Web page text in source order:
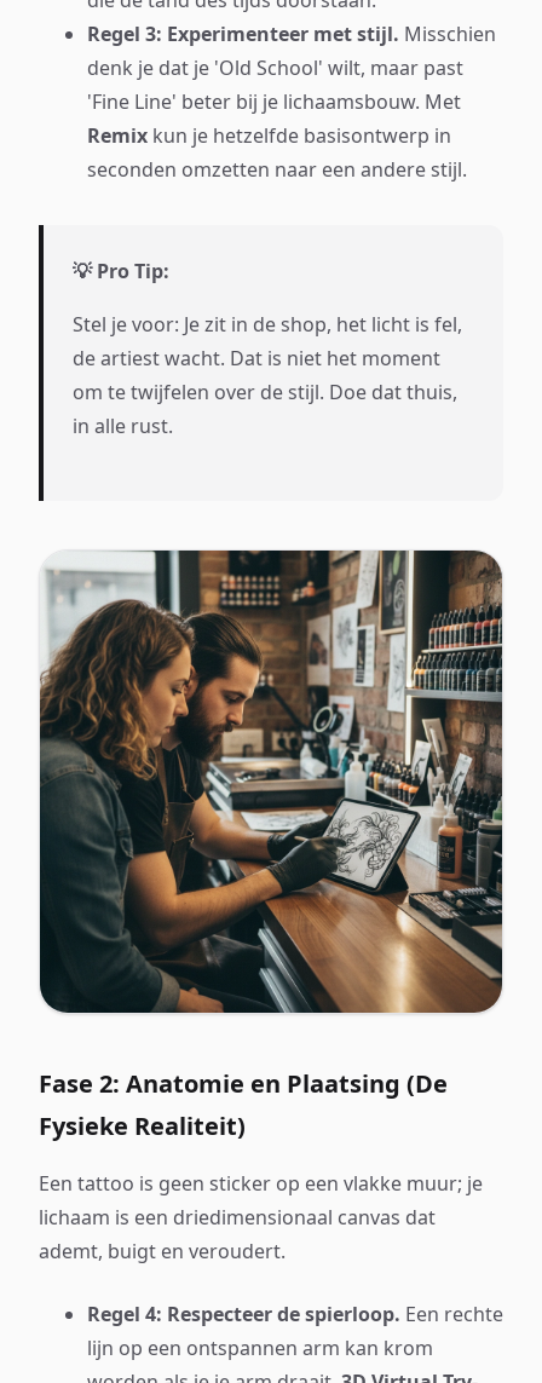
Regel 3: Experimenteer met stijl. Misschien
denk je dat je 'Old School' wilt, maar past
'Fine Line' beter bij je lichaamsbouw. Met
Remix kun je hetzelfde basisontwerp in
seconden omzetten naar een andere stijl.
💡 Pro Tip:
Stel je voor: Je zit in de shop, het licht is fel,
de artiest wacht. Dat is niet het moment
om te twijfelen over de stijl. Doe dat thuis,
in alle rust.
Fase 2: Anatomie en Plaatsing (De
Fysieke Realiteit)
Een tattoo is geen sticker op een vlakke muur; je
lichaam is een driedimensionaal canvas dat
ademt, buigt en veroudert.
Regel 4: Respecteer de spierloop. Een rechte
lijn op een ontspannen arm kan krom